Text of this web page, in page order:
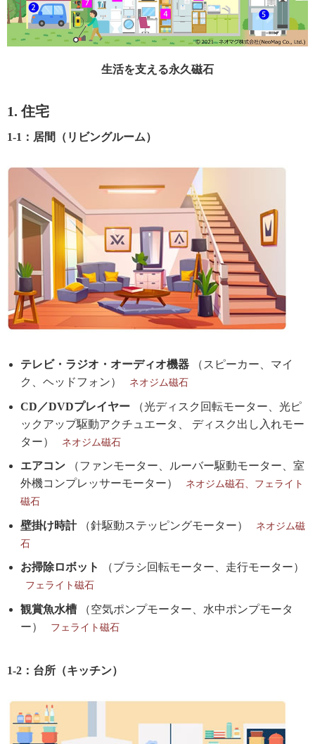
生活を支える永久磁石
1. 住宅
1-1：居間（リビングルーム）
テレビ・ラジオ・オーディオ機器 （スピーカー、マイ
ク、ヘッドフォン）
ネオジム磁石
CD／DVDプレイヤー （光ディスク回転モーター、光ピ
ックアップ駆動アクチュエータ、 ディスク出し入れモー
ター）
ネオジム磁石
エアコン （ファンモーター、ルーバー駆動モーター、室
外機コンプレッサーモーター）
ネオジム磁石、フェライト
磁石
壁掛け時計（針駆動ステッピングモーター）
ネオジム磁
石
お掃除ロボット （ブラシ回転モーター、走行モーター）
フェライト磁石
観賞魚水槽 （空気ポンプモーター、水中ポンプモータ
ー）
フェライト磁石
1-2：台所（キッチン）